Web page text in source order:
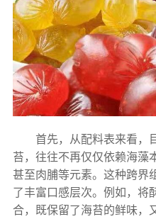
首先，从配料表来看，
苔，往往不再仅仅依赖海藻
甚至肉脯等元素。这种跨界
了丰富口感层次。例如，将
合，既保留了海苔的鲜味，